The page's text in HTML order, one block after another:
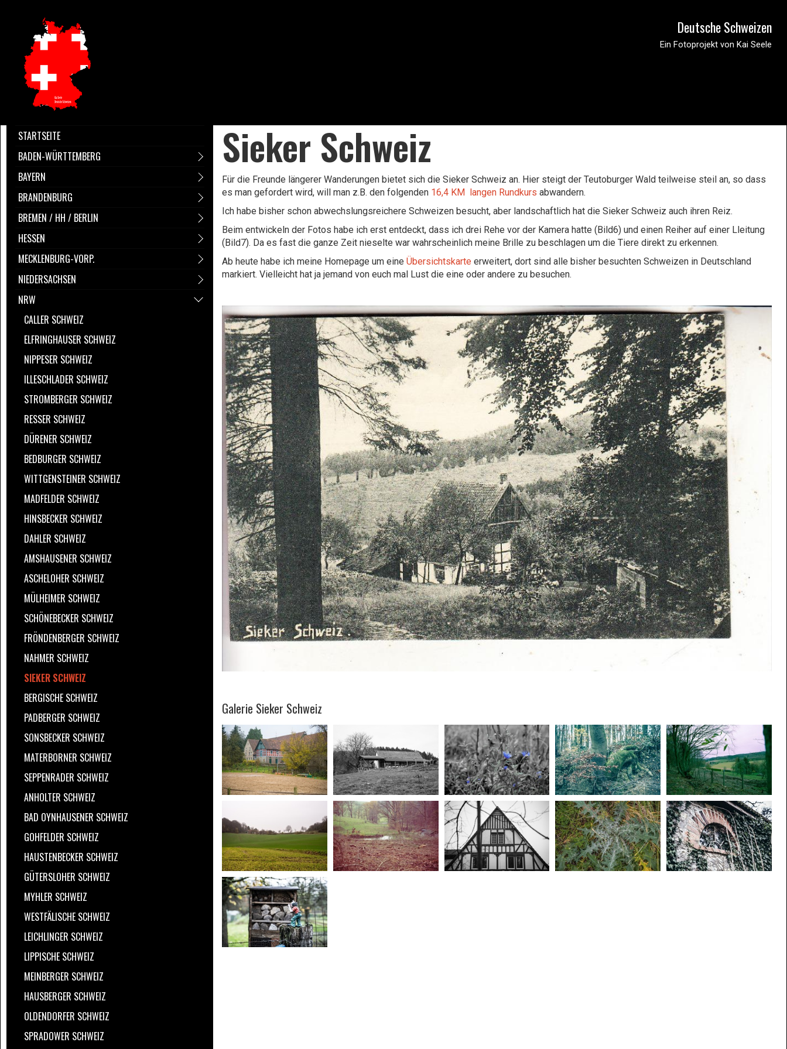
Deutsche Schweizen
Ein Fotoprojekt von Kai Seele
STARTSEITE
BADEN-WÜRTTEMBERG
BAYERN
BRANDENBURG
BREMEN / HH / BERLIN
HESSEN
MECKLENBURG-VORP.
NIEDERSACHSEN
NRW
CALLER SCHWEIZ
ELFRINGHAUSER SCHWEIZ
NIPPESER SCHWEIZ
ILLESCHLADER SCHWEIZ
STROMBERGER SCHWEIZ
RESSER SCHWEIZ
DÜRENER SCHWEIZ
BEDBURGER SCHWEIZ
WITTGENSTEINER SCHWEIZ
MADFELDER SCHWEIZ
HINSBECKER SCHWEIZ
DAHLER SCHWEIZ
AMSHAUSENER SCHWEIZ
ASCHELOHER SCHWEIZ
MÜLHEIMER SCHWEIZ
SCHÖNEBECKER SCHWEIZ
FRÖNDENBERGER SCHWEIZ
NAHMER SCHWEIZ
SIEKER SCHWEIZ
BERGISCHE SCHWEIZ
PADBERGER SCHWEIZ
SONSBECKER SCHWEIZ
MATERBORNER SCHWEIZ
SEPPENRADER SCHWEIZ
ANHOLTER SCHWEIZ
BAD OYNHAUSENER SCHWEIZ
GOHFELDER SCHWEIZ
HAUSTENBECKER SCHWEIZ
GÜTERSLOHER SCHWEIZ
MYHLER SCHWEIZ
WESTFÄLISCHE SCHWEIZ
LEICHLINGER SCHWEIZ
LIPPISCHE SCHWEIZ
MEINBERGER SCHWEIZ
HAUSBERGER SCHWEIZ
OLDENDORFER SCHWEIZ
SPRADOWER SCHWEIZ
Sieker Schweiz
Für die Freunde längerer Wanderungen bietet sich die Sieker Schweiz an. Hier steigt der Teutoburger Wald teilweise steil an, so dass
es man gefordert wird, will man z.B. den folgenden 16,4 KM langen Rundkurs abwandern.
Ich habe bisher schon abwechslungsreichere Schweizen besucht, aber landschaftlich hat die Sieker Schweiz auch ihren Reiz.
Beim entwickeln der Fotos habe ich erst entdeckt, dass ich drei Rehe vor der Kamera hatte (Bild6) und einen Reiher auf einer Lleitung
(Bild7). Da es fast die ganze Zeit nieselte war wahrscheinlich meine Brille zu beschlagen um die Tiere direkt zu erkennen.
Ab heute habe ich meine Homepage um eine Übersichtskarte erweitert, dort sind alle bisher besuchten Schweizen in Deutschland
markiert. Vielleicht hat ja jemand von euch mal Lust die eine oder andere zu besuchen.
Galerie Sieker Schweiz